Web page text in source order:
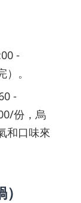
-
。
-
份，烏
和口味來